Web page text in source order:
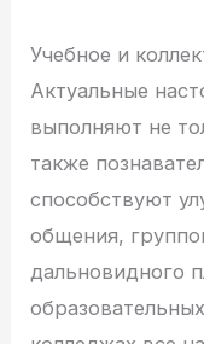
Учебное и
Актуальные
выполняют не
также
способствуют
общения,
дальновидного